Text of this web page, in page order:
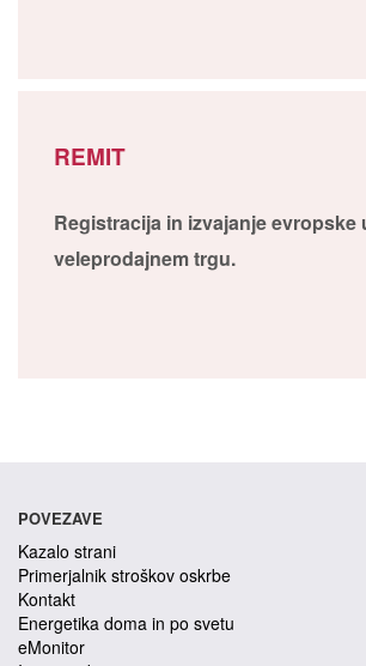
REMIT
Registracija in izvajanje evropske
veleprodajnem trgu.
POVEZAVE
Kazalo strani
Primerjalnik stroškov oskrbe
Kontakt
Energetika doma in po svetu
eMonitor